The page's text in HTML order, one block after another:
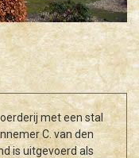
met een stal
C. van den
is uitgevoerd als